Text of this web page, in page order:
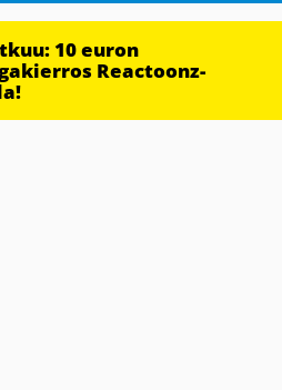
10 euron
Reactoonz-